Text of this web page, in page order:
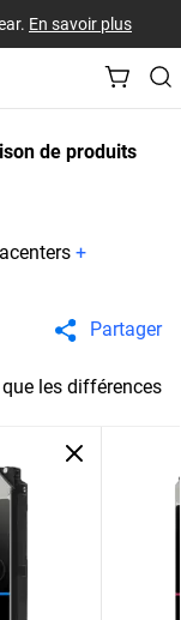
En savoir plus
de produits
+
Partager
que les différences